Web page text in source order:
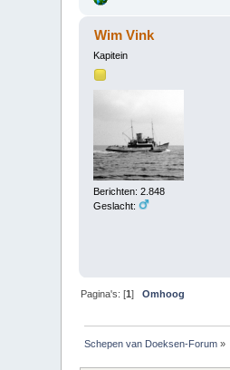
Wim Vink
Kapitein
Berichten: 2.848
Geslacht:
Pagina's: [1]Omhoog
Schepen van Doeksen-Forum »